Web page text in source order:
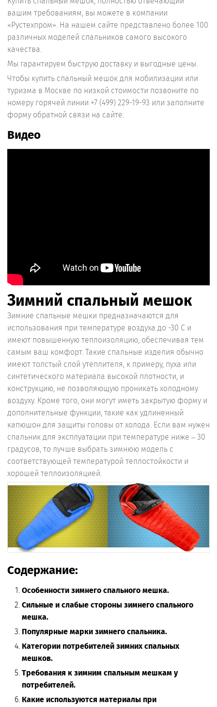
вашим требованиям, вы можете в компании
«Рустехпром». На нашем сайте представлено более 100
различных моделей спальников самого высокого
качества.
Мы гарантируем быструю доставку и выгодные цены.
Чтобы купить спальный мешок для мобилизации или
туризма в Москве по низкой стоимости позвоните по
номеру горячей линии +7 (499) 229-19-93 или заполните
форму обратной связи на сайте.
Видео
Зимний спальный мешок
Зимние спальные мешки предназначаются для
использования при температуре воздуха до -30 С и
имеют повышенную теплоизоляцию, обеспечивая тем
самым ваш комфорт. Такие спальные изделия обычно
имеют толстый слой утеплителя, к примеру, пуха или
синтетического материала высокой плотности, и
конструкцию, не позволяющую проникать холодному
воздуху. Кроме того, они могут иметь закрытую форму и
дополнительные функции, такие как удлиненный
капюшон для защиты головы от холода. Если вам нужен
спальник для эксплуатации при температуре ниже – 30
градусов, то лучше выбрать зимнюю модель с
соответствующей температурой теплостойкости и
хорошей теплоизоляцией.
Содержание:
Особенности зимнего спального мешка.
Сильные и слабые стороны зимнего спального
мешка.
Популярные марки зимнего спальника.
Категории потребителей зимних спальных
мешков.
Требования к зимним спальным мешкам у
потребителей.
Какие используются материалы при